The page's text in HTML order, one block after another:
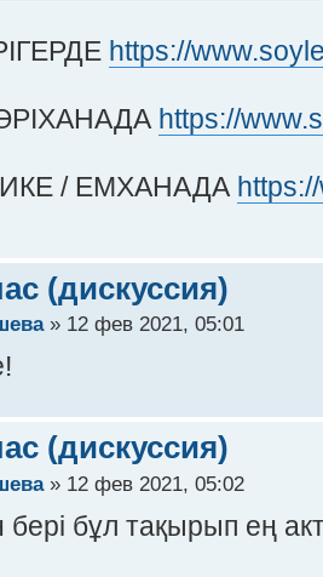
https://
https://
/ ЕМХАНАДА
(дискуссия)
» 12 фев 2021, 05:01
(дискуссия)
» 12 фев 2021, 05:02
бұл тақырып ең